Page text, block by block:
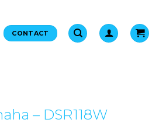
CONTACT
– DSR118W